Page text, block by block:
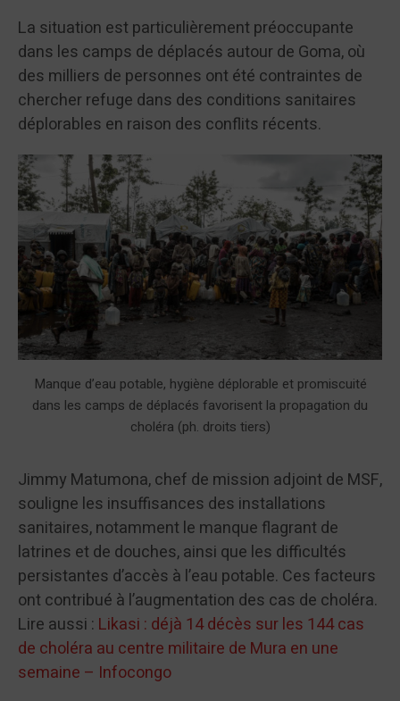
La situation est particulièrement préoccupante
dans les camps de déplacés autour de Goma, où
des milliers de personnes ont été contraintes de
chercher refuge dans des conditions sanitaires
déplorables en raison des conflits récents.
Manque d’eau potable, hygiène déplorable et promiscuité
dans les camps de déplacés favorisent la propagation du
choléra (ph. droits tiers)
Jimmy Matumona, chef de mission adjoint de MSF,
souligne les insuffisances des installations
sanitaires, notamment le manque flagrant de
latrines et de douches, ainsi que les difficultés
persistantes d’accès à l’eau potable. Ces facteurs
ont contribué à l’augmentation des cas de choléra.
Lire aussi : Likasi : déjà 14 décès sur les 144 cas
de choléra au centre militaire de Mura en une
semaine – Infocongo